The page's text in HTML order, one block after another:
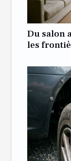
Du salon
les